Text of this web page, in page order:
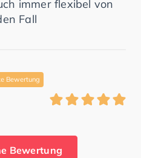
immer flexibel von
Fall
Bewertung
Bewertung